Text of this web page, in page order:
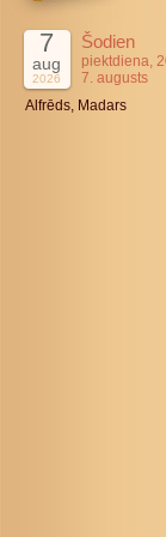
7
aug
2026
Šodien
piektdiena,
7. augusts
Alfrēds, Madars